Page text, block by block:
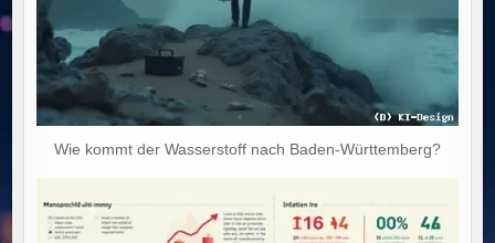
Wie kommt der Wasserstoff nach Baden-Württemberg?